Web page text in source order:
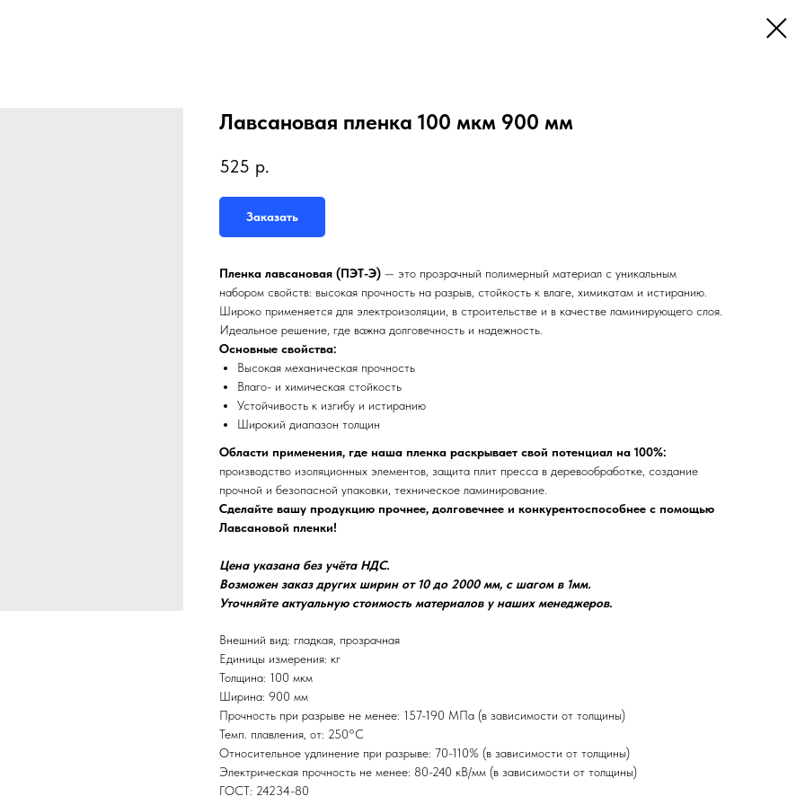
Лавсановая пленка 100 мкм 900 мм
525 р.
Заказать
Пленка лавсановая (ПЭТ-Э) — это прозрачный полимерный материал с уникальным
набором свойств: высокая прочность на разрыв, стойкость к влаге, химикатам и истиранию.
Широко применяется для электроизоляции, в строительстве и в качестве ламинирующего слоя.
Идеальное решение, где важна долговечность и надежность.
Основные свойства:
Высокая механическая прочность
Влаго- и химическая стойкость
Устойчивость к изгибу и истиранию
Широкий диапазон толщин
Области применения, где наша пленка раскрывает свой потенциал на 100%:
производство изоляционных элементов, защита плит пресса в деревообработке, создание
прочной и безопасной упаковки, техническое ламинирование.
Сделайте вашу продукцию прочнее, долговечнее и конкурентоспособнее с помощью
Лавсановой пленки!
Цена указана без учёта НДС.
Возможен заказ других ширин от 10 до 2000 мм, с шагом в 1мм.
Уточняйте актуальную стоимость материалов у наших менеджеров.
Внешний вид: гладкая, прозрачная
Единицы измерения: кг
Толщина: 100 мкм
Ширина: 900 мм
Прочность при разрыве не менее: 157-190 МПа (в зависимости от толщины)
Темп. плавления, от: 250°C
Относительное удлинение при разрыве: 70-110% (в зависимости от толщины)
Электрическая прочность не менее: 80-240 кВ/мм (в зависимости от толщины)
ГОСТ: 24234-80